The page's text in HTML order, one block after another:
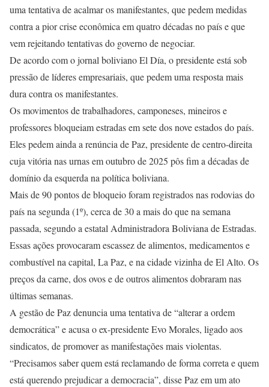
uma tentativa de acalmar os manifestantes, que pedem medidas
contra a pior crise econômica em quatro décadas no país e que
vem rejeitando tentativas do governo de negociar.
De acordo com o jornal boliviano El Día, o presidente está sob
pressão de líderes empresariais, que pedem uma resposta mais
dura contra os manifestantes.
Os movimentos de trabalhadores, camponeses, mineiros e
professores bloqueiam estradas em sete dos nove estados do país.
Eles pedem ainda a renúncia de Paz, presidente de centro-direita
cuja vitória nas urnas em outubro de 2025 pôs fim a décadas de
domínio da esquerda na política boliviana.
Mais de 90 pontos de bloqueio foram registrados nas rodovias do
país na segunda (1º), cerca de 30 a mais do que na semana
passada, segundo a estatal Administradora Boliviana de Estradas.
Essas ações provocaram escassez de alimentos, medicamentos e
combustível na capital, La Paz, e na cidade vizinha de El Alto. Os
preços da carne, dos ovos e de outros alimentos dobraram nas
últimas semanas.
A gestão de Paz denuncia uma tentativa de “alterar a ordem
democrática” e acusa o ex-presidente Evo Morales, ligado aos
sindicatos, de promover as manifestações mais violentas.
“Precisamos saber quem está reclamando de forma correta e quem
está querendo prejudicar a democracia”, disse Paz em um ato